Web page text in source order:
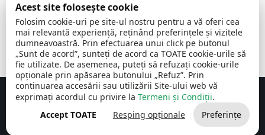
08:00 -
16:30
, vineri:
08:00 -
14:00
Comuna Cerchezu © 2026Toate drepturile rezervate
Concept realizat de Big Media Relații Publice SRL
Acest site folosește cookie
Folosim cookie-uri pe site-ul nostru pentru a vă oferi cea
mai relevantă experiență, reținând preferințele și vizitele
dumneavoastră. Prin efectuarea unui click pe butonul
„Sunt de acord”, sunteți de acord ca TOATE cookie-urile să
fie utilizate. De asemenea, puteți să refuzați cookie-urile
opționale prin apăsarea butonului „Refuz”. Prin
continuarea accesării sau utilizării Site-ului web vă
exprimați acordul cu privire la Termeni și Condiții.
Accept TOATE
Resping opționale Preferințe